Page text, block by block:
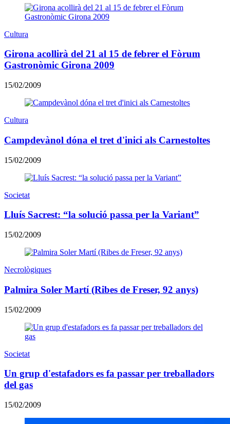
Cultura
Girona acollirà del 21 al 15 de febrer el Fòrum
Gastronòmic Girona 2009
15/02/2009
Cultura
Campdevànol dóna el tret d'inici als Carnestoltes
15/02/2009
Societat
Lluís Sacrest: “la solució passa per la Variant”
15/02/2009
Necrològiques
Palmira Soler Martí (Ribes de Freser, 92 anys)
15/02/2009
Societat
Un grup d'estafadors es fa passar per treballadors
del gas
15/02/2009